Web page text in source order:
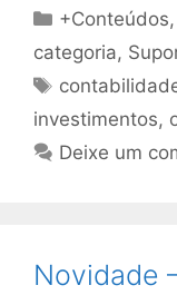
Categorias
+Conteúdos,
categoria,
Tags
investimentos,
Deixe um
Novidade